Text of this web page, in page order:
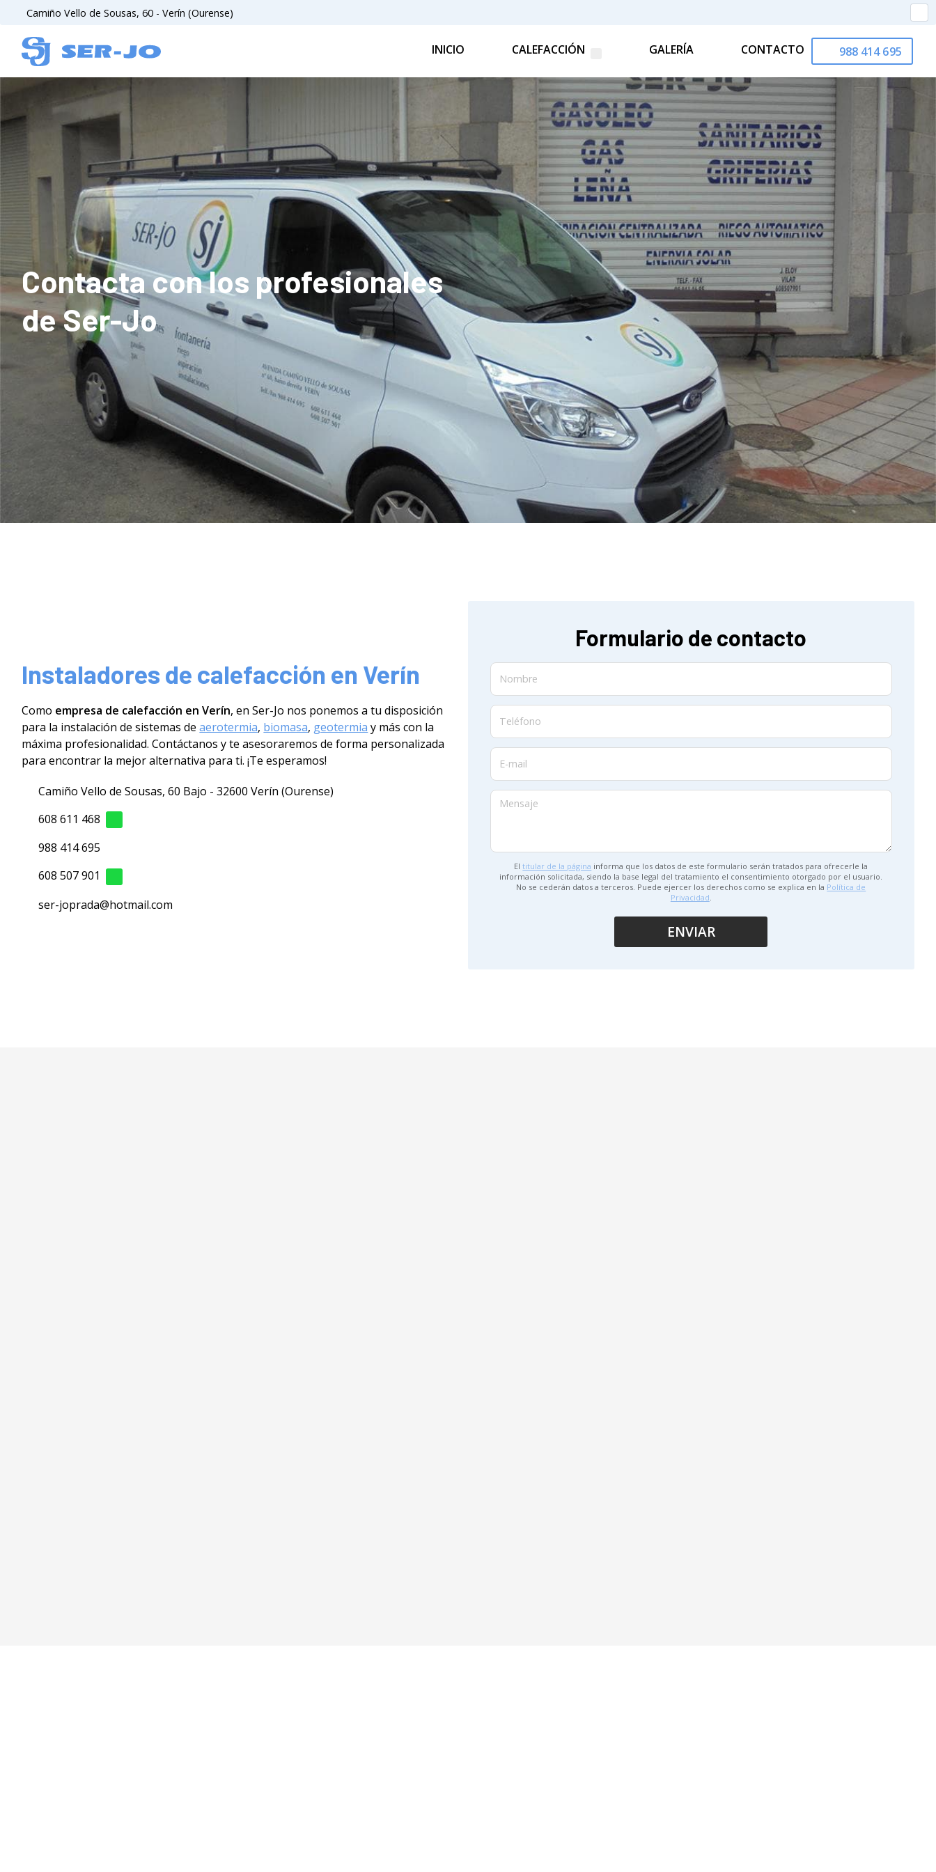
Camiño Vello de Sousas, 60 - Verín (Ourense)
INICIO CALEFACCIÓN GALERÍA CONTACTO 988 414 695
Contacta con los profesionales
de Ser-Jo
Instaladores de calefacción en Verín
Como empresa de calefacción en Verín, en Ser-Jo nos ponemos a tu disposición
para la instalación de sistemas deaerotermia, biomasa, geotermia y más con la
máxima profesionalidad. Contáctanos y te asesoraremos de forma personalizada
para encontrar la mejor alternativa para ti. ¡Te esperamos!
Camiño Vello de Sousas, 60 Bajo - 32600 Verín (Ourense)
608 611 468
988 414 695
608 507 901
ser-joprada@hotmail.com
Formulario de contacto
Nombre
Teléfono
E-mail
Mensaje
Eltitular de la página informa que los datos de este formulario serán tratados para ofrecerle la
información solicitada, siendo la base legal del tratamiento el consentimiento otorgado por el usuario.
No se cederán datos a terceros. Puede ejercer los derechos como se explica en la Política de
Privacidad.